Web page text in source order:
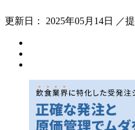
更新日： 2025年05月14日 ／